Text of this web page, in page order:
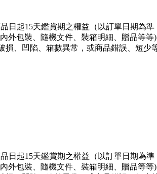
日起15天鑑賞期之權益（以訂單日期為
包裝、隨機文件、裝箱明細、贈品等
、凹陷、箱數異常，或商品錯誤、短
日起15天鑑賞期之權益（以訂單日期為
包裝、隨機文件、裝箱明細、贈品等